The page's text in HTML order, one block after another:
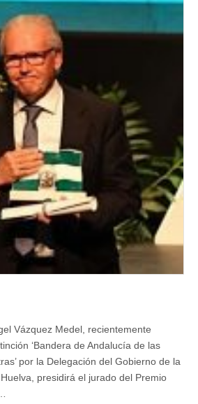
Vázquez Medel, recientemente
‘Bandera de Andalucía de las
por la Delegación del Gobierno de la
presidirá el jurado del Premio